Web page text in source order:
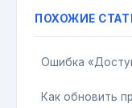
ПОХОЖИЕ
Ошибка
Как обновить